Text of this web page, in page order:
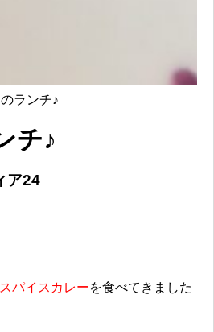
ランチ♪
チ♪
ア24
スパイスカレーを食べてきました